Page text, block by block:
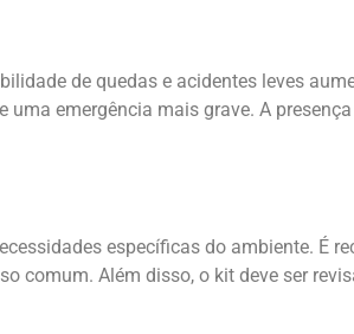
de quedas e acidentes leves
emergência mais grave. A
específicas do ambiente. É
Além disso, o kit deve ser